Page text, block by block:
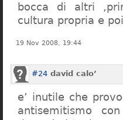
bocca di altri
cultura propria e
19 Nov 2008, 19:44
#24 david calo’
e’ inutile che
antisemitismo